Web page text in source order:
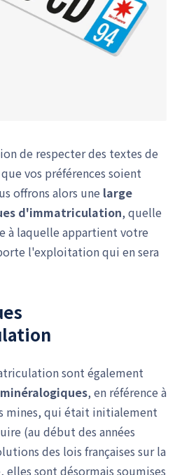
de respecter des textes de
vos préférences soient
offrons alors une large
d'immatriculation, quelle
à laquelle appartient votre
l'exploitation qui en sera
sont également
, en référence à
mines, qui était initialement
(au début des années
des lois françaises sur la
sont désormais soumises